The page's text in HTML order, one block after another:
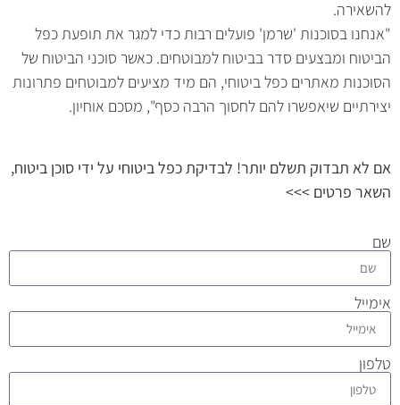
להשאירה.
"אנחנו בסוכנות 'שרמן' פועלים רבות כדי למגר את תופעת כפל
הביטוח ומבצעים סדר בביטוח למבוטחים. כאשר סוכני הביטוח של
הסוכנות מאתרים כפל ביטוחי, הם מיד מציעים למבוטחים פתרונות
יצירתיים שיאפשרו להם לחסוך הרבה כסף", מסכם אוחיון.
אם לא תבדוק תשלם יותר! לבדיקת כפל ביטוחי על ידי סוכן ביטוח,
השאר פרטים >>>
שם
אימייל
טלפון